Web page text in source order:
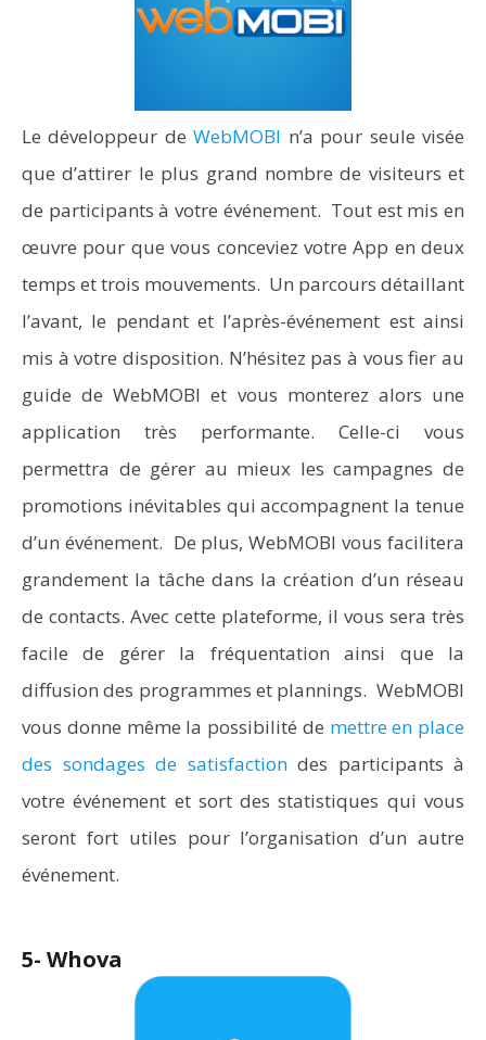
Le développeur deWebMOBI n’a pour seule visée
que d’attirer le plus grand nombre de visiteurs et
de participants à votre événement. Tout est mis en
œuvre pour que vous conceviez votre App en deux
temps et trois mouvements. Un parcours détaillant
l’avant, le pendant et l’après-événement est ainsi
mis à votre disposition. N’hésitez pas à vous fier au
guide de WebMOBI et vous monterez alors une
application très performante. Celle-ci vous
permettra de gérer au mieux les campagnes de
promotions inévitables qui accompagnent la tenue
d’un événement. De plus, WebMOBI vous facilitera
grandement la tâche dans la création d’un réseau
de contacts. Avec cette plateforme, il vous sera très
facile de gérer la fréquentation ainsi que la
diffusion des programmes et plannings. WebMOBI
vous donne même la possibilité de mettre en place
des sondages de satisfactiondes participants à
votre événement et sort des statistiques qui vous
seront fort utiles pour l’organisation d’un autre
événement.
5- Whova